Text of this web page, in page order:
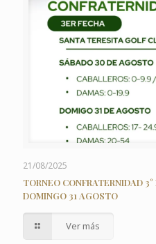
21/08/2025
TORNEO CONFRATERNIDAD
DOMINGO 31 AGOSTO
Ver más